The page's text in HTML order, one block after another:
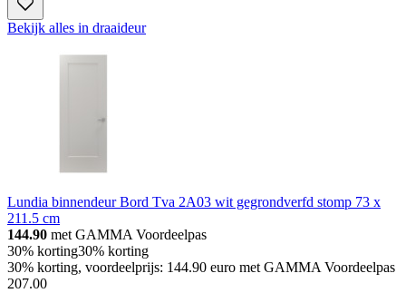
Bekijk alles in draaideur
Lundia binnendeur Bord Tva 2A03 wit gegrondverfd stomp 73 x
211.5 cm
144.90 met GAMMA Voordeelpas
30% korting30% korting
30% korting, voordeelprijs: 144.90 euro met GAMMA Voordeelpas
207.00